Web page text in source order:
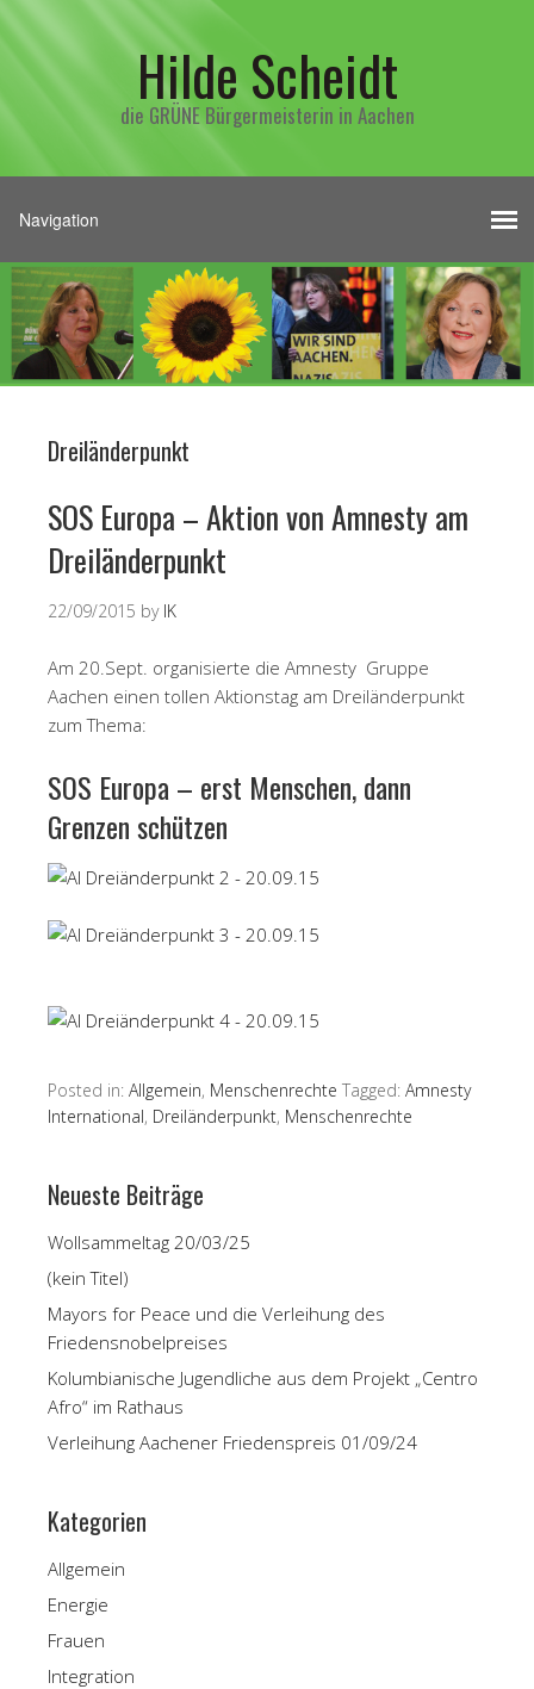
Hilde Scheidt
die GRÜNE Bürgermeisterin in Aachen
Dreiländerpunkt
SOS Europa – Aktion von Amnesty am
Dreiländerpunkt
22/09/2015 by IK
Am 20.Sept. organisierte die Amnesty Gruppe
Aachen einen tollen Aktionstag am Dreiländerpunkt
zum Thema:
SOS Europa – erst Menschen, dann
Grenzen schützen
Posted in: Allgemein, Menschenrechte Tagged: Amnesty
International, Dreiländerpunkt, Menschenrechte
Neueste Beiträge
Wollsammeltag 20/03/25
(kein Titel)
Mayors for Peace und die Verleihung des
Friedensnobelpreises
Kolumbianische Jugendliche aus dem Projekt „Centro
Afro“ im Rathaus
Verleihung Aachener Friedenspreis 01/09/24
Kategorien
Allgemein
Energie
Frauen
Integration